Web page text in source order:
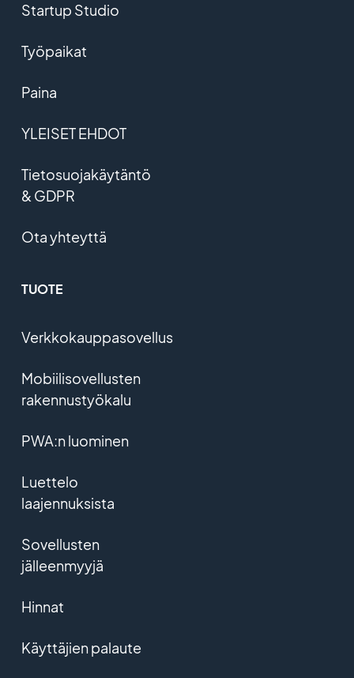
Startup Studio
Työpaikat
Paina
YLEISET EHDOT
Tietosuojakäytäntö
& GDPR
Ota yhteyttä
TUOTE
Verkkokauppasovellus
Mobiilisovellusten
rakennustyökalu
PWA:n luominen
Luettelo
laajennuksista
Sovellusten
jälleenmyyjä
Hinnat
Käyttäjien palaute